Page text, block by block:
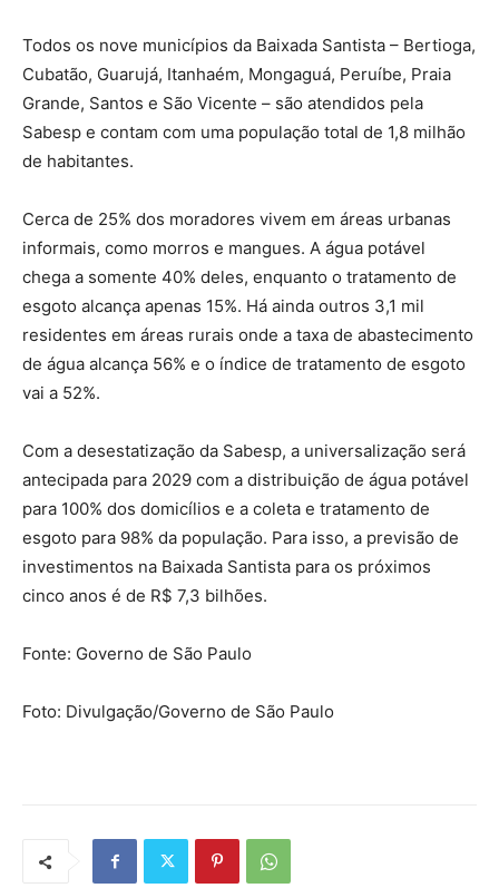
Todos os nove municípios da Baixada Santista – Bertioga,
Cubatão, Guarujá, Itanhaém, Mongaguá, Peruíbe, Praia
Grande, Santos e São Vicente – são atendidos pela
Sabesp e contam com uma população total de 1,8 milhão
de habitantes.
Cerca de 25% dos moradores vivem em áreas urbanas
informais, como morros e mangues. A água potável
chega a somente 40% deles, enquanto o tratamento de
esgoto alcança apenas 15%. Há ainda outros 3,1 mil
residentes em áreas rurais onde a taxa de abastecimento
de água alcança 56% e o índice de tratamento de esgoto
vai a 52%.
Com a desestatização da Sabesp, a universalização será
antecipada para 2029 com a distribuição de água potável
para 100% dos domicílios e a coleta e tratamento de
esgoto para 98% da população. Para isso, a previsão de
investimentos na Baixada Santista para os próximos
cinco anos é de R$ 7,3 bilhões.
Fonte: Governo de São Paulo
Foto: Divulgação/Governo de São Paulo